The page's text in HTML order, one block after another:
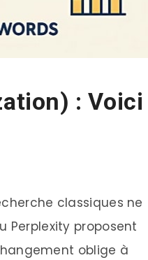
: Voici
classiques ne
Perplexity proposent
oblige à